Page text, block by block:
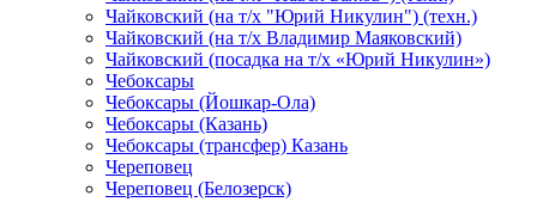
Чайковский (на т/х "Юрий Никулин") (техн.)
Чайковский (на т/х Владимир Маяковский)
Чайковский (посадка на т/х «Юрий Никулин»)
Чебоксары
Чебоксары (Йошкар-Ола)
Чебоксары (Казань)
Чебоксары (трансфер) Казань
Череповец
Череповец (Белозерск)